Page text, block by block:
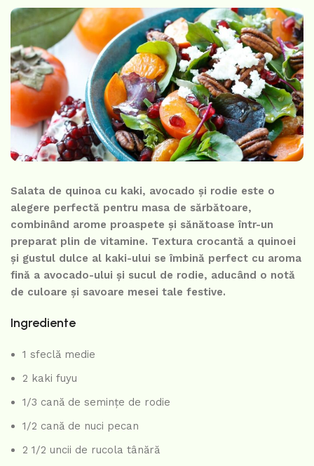
Salata de quinoa cu kaki, avocado și rodie este o
alegere perfectă pentru masa de sărbătoare,
combinând arome proaspete și sănătoase într-un
preparat plin de vitamine. Textura crocantă a quinoei
și gustul dulce al kaki-ului se îmbină perfect cu aroma
fină a avocado-ului și sucul de rodie, aducând o notă
de culoare și savoare mesei tale festive.
Ingrediente
1 sfeclă medie
2 kaki fuyu
1/3 cană de semințe de rodie
1/2 cană de nuci pecan
2 1/2 uncii de rucola tânără